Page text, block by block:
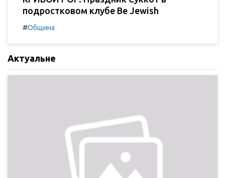
подростковом клубе Be Jewish
#Община
Актуальне